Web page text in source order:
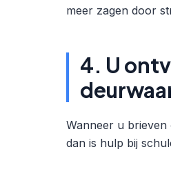
meer zagen door
4. U
Wanneer u brieven
dan is hulp bij